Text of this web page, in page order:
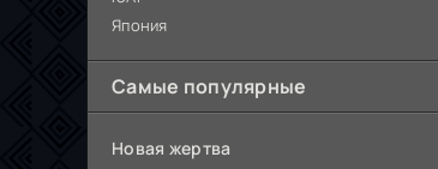
Япония
Самые популярные
Новая жертва